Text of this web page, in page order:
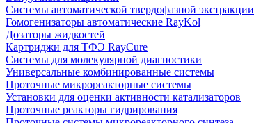
Системы автоматической твердофазной экстракции
Гомогенизаторы автоматические RayKol
Дозаторы жидкостей
Картриджи для ТФЭ RayCure
Системы для молекулярной диагностики
Универсальные комбинированные системы
Проточные микрореакторные системы
Установки для оценки активности катализаторов
Проточные реакторы гидрирования